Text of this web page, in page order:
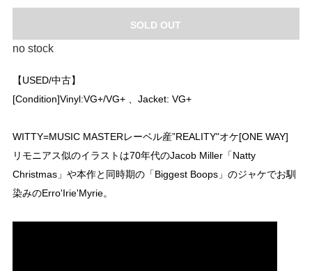
SOLD OUT
no stock
【USED/中古】
[Condition]Vinyl:VG+/VG+ 、Jacket: VG+
WITTY=MUSIC MASTERレーベル産”REALITY"オケ[ONE WAY]
リモニアス似のイラストは70年代のJacob Miller「Natty
Christmas」や本作と同時期の「Biggest Boops」のジャケでお馴
染みのErro'Irie'Myrie。